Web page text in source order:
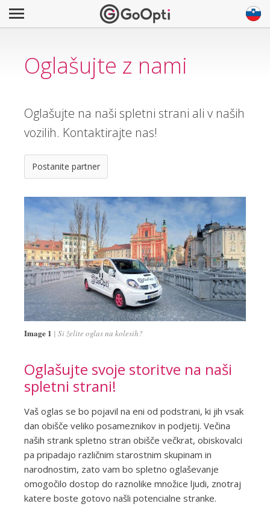
Oglašujte z nami
Oglašujte na naši spletni strani ali v naših
vozilih. Kontaktirajte nas!
Postanite partner
Image 1 Si želite oglas na kolesih?
Oglašujte svoje storitve na naši
spletni strani!
Vaš oglas se bo pojavil na eni od podstrani, ki jih vsak
dan obišče veliko posameznikov in podjetij. Večina
naših strank spletno stran obišče večkrat, obiskovalci
pa pripadajo različnim starostnim skupinam in
narodnostim, zato vam bo spletno oglaševanje
omogočilo dostop do raznolike množice ljudi, znotraj
katere boste gotovo našli potencialne stranke.